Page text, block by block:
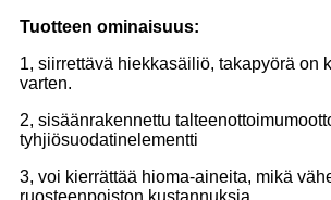
Tuotteen ominaisuus:
1, siirrettävä hiekkasäiliö, takapyörä on
varten.
2, sisäänrakennettu
tyhjiösuodatinelementti
3, voi kierrättää hioma-aineita, mikä
ruosteenpoiston kustannuksia.